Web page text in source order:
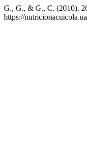
G., G., & G., C. (2010).
https://